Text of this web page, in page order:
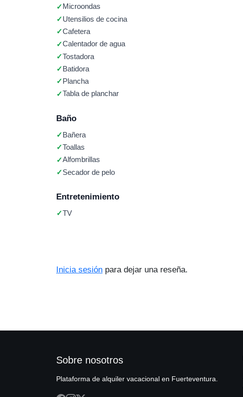
Microondas
Utensilios de cocina
Cafetera
Calentador de agua
Tostadora
Batidora
Plancha
Tabla de planchar
Baño
Bañera
Toallas
Alfombrillas
Secador de pelo
Entretenimiento
TV
Inicia sesión para dejar una reseña.
Sobre nosotros
Plataforma de alquiler vacacional en Fuerteventura.